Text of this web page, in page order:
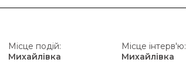
Місце подій:
Михайлівка
Місце інтерв'ю:
Михайлівка